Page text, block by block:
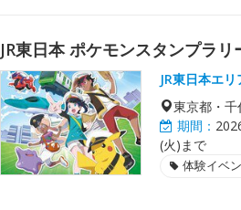
JR東日本 ポケモンスタンプラリ
JR東日本エ
東京都・千
期間：
(火)まで
体験イベ